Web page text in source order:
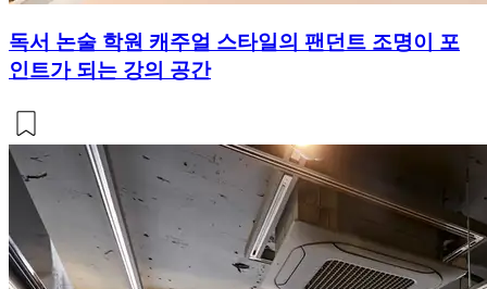
독서 논술 학원 캐주얼 스타일의 팬던트 조명이 포
인트가 되는 강의 공간